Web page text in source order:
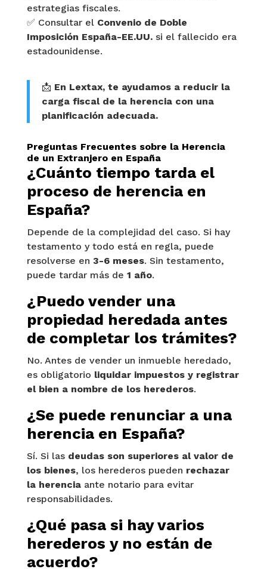
estrategias fiscales.
✅ Consultar el Convenio de Doble
Imposición España-EE.UU.si el fallecido era
estadounidense.
📩 En Lextax, te ayudamos a reducir la
carga fiscal de la herencia con una
planificación adecuada.
Preguntas Frecuentes sobre la Herencia
de un Extranjero en España
¿Cuánto tiempo tarda el
proceso de herencia en
España?
Depende de la complejidad del caso. Si hay
testamento y todo está en regla, puede
resolverse en 3-6 meses. Sin testamento,
puede tardar más de 1 año.
¿Puedo vender una
propiedad heredada antes
de completar los trámites?
No. Antes de vender un inmueble heredado,
es obligatorio liquidar impuestos y registrar
el bien a nombre de los herederos.
¿Se puede renunciar a una
herencia en España?
Sí. Si las deudas son superiores al valor de
los bienes, los herederos pueden rechazar
la herenciaante notario para evitar
responsabilidades.
¿Qué pasa si hay varios
herederos y no están de
acuerdo?